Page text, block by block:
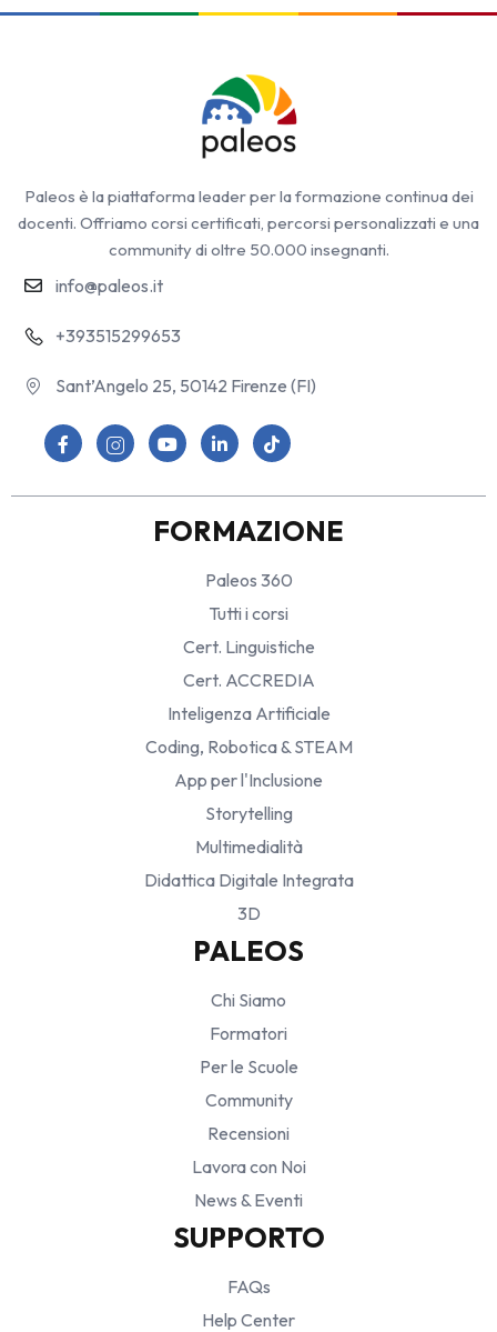
Paleos è la piattaforma leader per la formazione continua dei
docenti. Offriamo corsi certificati, percorsi personalizzati e una
community di oltre 50.000 insegnanti.
info@paleos.it
+393515299653
Sant’Angelo 25, 50142 Firenze (FI)
FORMAZIONE
Paleos 360
Tutti i corsi
Cert. Linguistiche
Cert. ACCREDIA
Inteligenza Artificiale
Coding, Robotica & STEAM
App per l'Inclusione
Storytelling
Multimedialità
Didattica Digitale Integrata
3D
PALEOS
Chi Siamo
Formatori
Per le Scuole
Community
Recensioni
Lavora con Noi
News & Eventi
SUPPORTO
FAQs
Help Center